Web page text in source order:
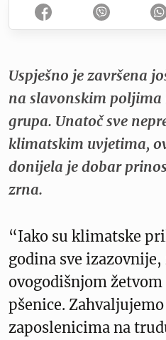
Uspješno je završena
na slavonskim poljima
grupa. Unatoč sve
klimatskim uvjetima,
donijela je dobar
zrna.
“Iako su klimatske
godina sve
ovogodišnjom
pšenice.
zaposlenicima na